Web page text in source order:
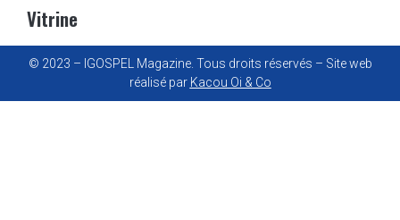
Vitrine
© 2023 – IGOSPEL Magazine. Tous droits réservés – Site web
réalisé par Kacou Oi & Co